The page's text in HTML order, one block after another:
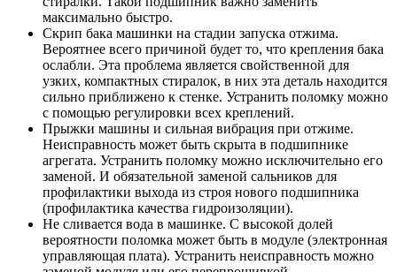
максимально быстро.
Скрип бака машинки на стадии запуска отжима.
Вероятнее всего причиной будет то, что крепления бака
ослабли. Эта проблема является свойственной для
узких, компактных стиралок, в них эта деталь находится
сильно приближено к стенке. Устранить поломку можно
с помощью регулировки всех креплений.
Прыжки машины и сильная вибрация при отжиме.
Неисправность может быть скрыта в подшипнике
агрегата. Устранить поломку можно исключительно его
заменой. И обязательной заменой сальников для
профилактики выхода из строя нового подшипника
(профилактика качества гидроизоляции).
Не сливается вода в машинке. С высокой долей
вероятности поломка может быть в модуле (электронная
управляющая плата). Устранить неисправность можно